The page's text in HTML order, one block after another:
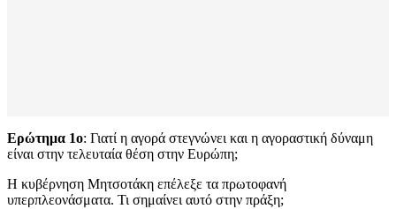
Ερώτημα 1ο: Γιατί η αγορά στεγνώνει και η αγοραστική δύναμη
είναι στην τελευταία θέση στην Ευρώπη;
Η κυβέρνηση Μητσοτάκη επέλεξε τα πρωτοφανή
υπερπλεονάσματα. Τι σημαίνει αυτό στην πράξη;